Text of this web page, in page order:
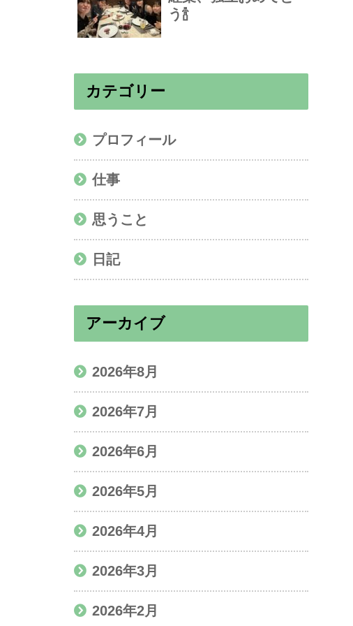
う🍾
カテゴリー
プロフィール
仕事
思うこと
日記
アーカイブ
2026年8月
2026年7月
2026年6月
2026年5月
2026年4月
2026年3月
2026年2月